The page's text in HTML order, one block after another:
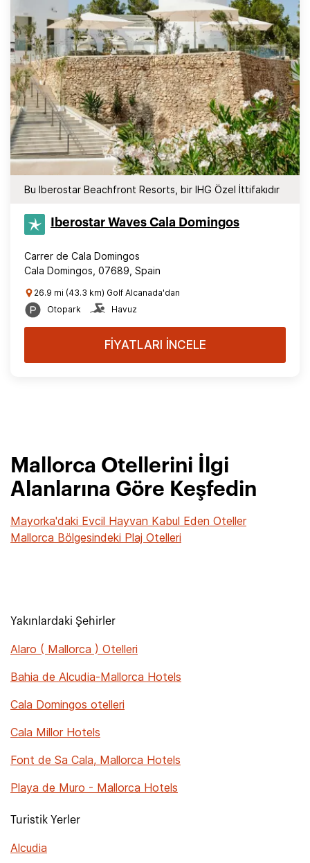
Bu Iberostar Beachfront Resorts, bir IHG Özel İttifakıdır
Iberostar Waves Cala Domingos
Carrer de Cala Domingos
Cala Domingos, 07689, Spain
26.9 mi (43.3 km) Golf Alcanada'dan
Otopark
Havuz
FİYATLARI İNCELE
Mallorca Otellerini İlgi
Alanlarına Göre Keşfedin
Mayorka'daki Evcil Hayvan Kabul Eden Oteller
Mallorca Bölgesindeki Plaj Otelleri
Yakınlardaki Şehirler
Alaro ( Mallorca ) Otelleri
Bahia de Alcudia-Mallorca Hotels
Cala Domingos otelleri
Cala Millor Hotels
Font de Sa Cala, Mallorca Hotels
Playa de Muro - Mallorca Hotels
Turistik Yerler
Alcudia